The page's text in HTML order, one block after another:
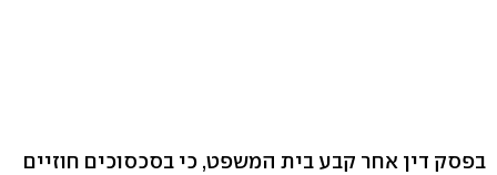
בפסק דין אחר קבע בית המשפט, כי בסכסוכים חוזיים